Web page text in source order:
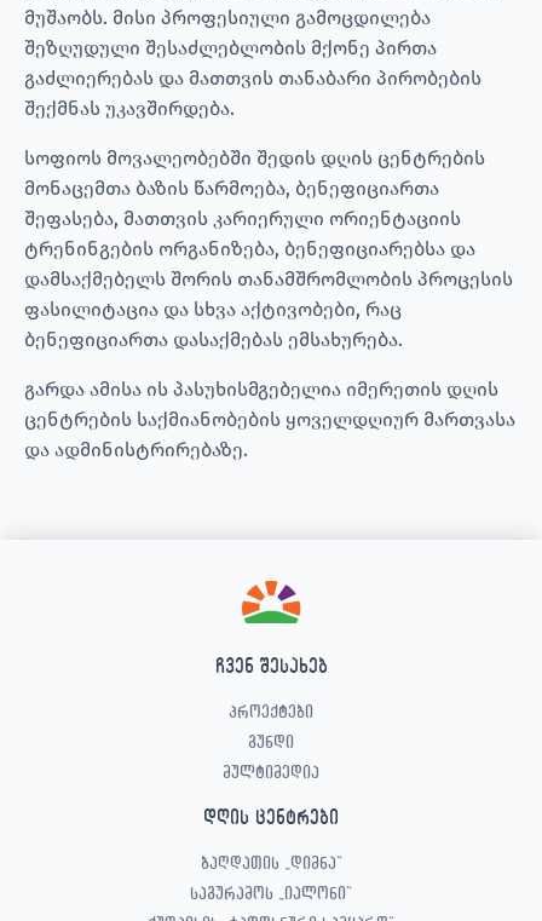
მუშაობს. მისი პროფესიული გამოცდილება
შეზღუდული შესაძლებლობის მქონე პირთა
გაძლიერებას და მათთვის თანაბარი პირობების
შექმნას უკავშირდება.
სოფიოს მოვალეობებში შედის დღის ცენტრების
მონაცემთა ბაზის წარმოება, ბენეფიციართა
შეფასება, მათთვის კარიერული ორიენტაციის
ტრენინგების ორგანიზება, ბენეფიციარებსა და
დამსაქმებელს შორის თანამშრომლობის პროცესის
ფასილიტაცია და სხვა აქტივობები, რაც
ბენეფიციართა დასაქმებას ემსახურება.
გარდა ამისა ის პასუხისმგებელია იმერეთის დღის
ცენტრების საქმიანობების ყოველდღიურ მართვასა
და ადმინისტრირებაზე.
ჩვენ შესახებ
პროექტები
გუნდი
მულტიმედია
დღის ცენტრები
ბაღდათის „დიმნა“
საგურამოს „იალონი“